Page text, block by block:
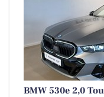
BMW 530e 2,0